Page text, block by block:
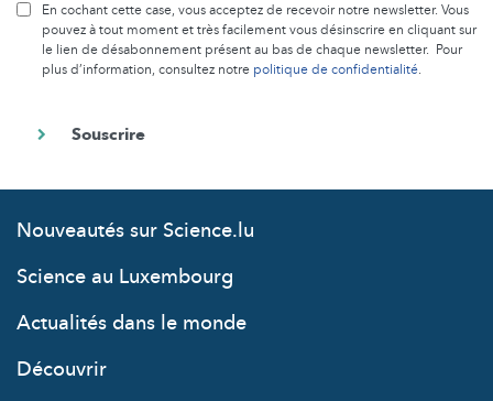
En cochant cette case, vous acceptez de recevoir notre newsletter. Vous
pouvez à tout moment et très facilement vous désinscrire en cliquant sur
le lien de désabonnement présent au bas de chaque newsletter. Pour
plus d’information, consultez notre politique de confidentialité.
Nouveautés sur Science.lu
Science au Luxembourg
Actualités dans le monde
Découvrir